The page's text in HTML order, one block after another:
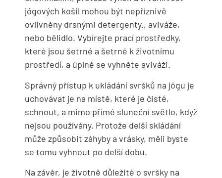
jógových košil mohou být nepříznivě
ovlivněny drsnými detergenty., aviváže,
nebo bělidlo. Vybírejte prací prostředky,
které jsou šetrné a šetrné k životnímu
prostředí, a úplně se vyhněte aviváži.
Správný přístup k ukládání svršků na jógu je
uchovávat je na místě, které je čisté,
schnout, a mimo přímé sluneční světlo, když
nejsou používány. Protože delší skládání
může způsobit záhyby a vrásky, měli byste
se tomu vyhnout po delší dobu.
Na závěr, je životně důležité o svršky na